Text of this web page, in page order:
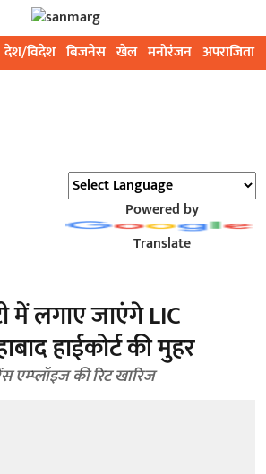
देश/विदेश बिजनेस खेल मनोरंजन अपराजिता
Powered by
Translate
में लगाए जाएंगे LIC
हाईकोर्ट की मुहर
एम्प्लॉइज की रिट खारिज